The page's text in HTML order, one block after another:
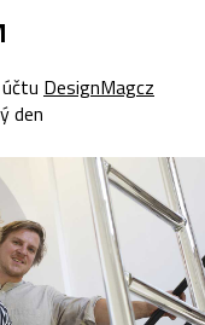
DesignMagcz
den